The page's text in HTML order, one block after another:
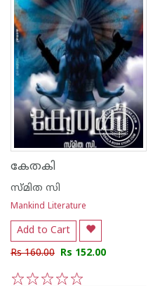
കേതകി
സ്മിത സി
Mankind Literature
Add to Cart
Rs 160.00 Rs 152.00